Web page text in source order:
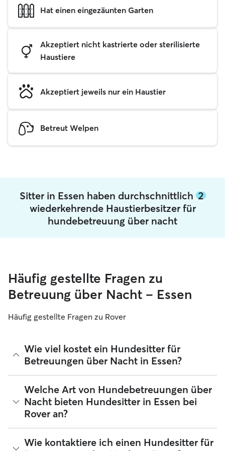
Hat einen eingezäunten Garten
Akzeptiert nicht kastrierte oder sterilisierte
Haustiere
Akzeptiert jeweils nur ein Haustier
Betreut Welpen
Sitter in Essen haben durchschnittlich 2
wiederkehrende Haustierbesitzer für
hundebetreuung über nacht
Häufig gestellte Fragen zu
Betreuung über Nacht – Essen
Häufig gestellte Fragen zu Rover
Wie viel kostet ein Hundesitter für
Betreuungen über Nacht in Essen?
Die durchschnittlichen Kosten für die Hundebetreuung über
Nacht in Essen betragen 30 pro Nacht, einschließlich
Servicegebühren (Stand: August 2026). Sitter bei Rover
legen ihre eigenen Preise fest, basierend auf ihren
für Hundebetreuung über Nacht in Essen zwischen 22,71
Welche Art von Hundebetreuungen über
Nacht bieten Hundesitter in Essen bei
Rover an?
Mit Rover findest du ganz leicht Hundesitter für
Betreuungen über Nacht in Essen, die sich in ihrem Zuhause
Wie kontaktiere ich einen Hundesitter für